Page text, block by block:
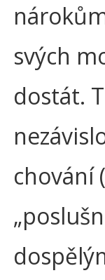
svých
dostát.
chování